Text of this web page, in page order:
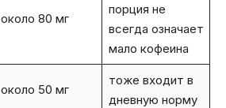
около 80 мг
порция не
всегда означает
мало кофеина
около 50 мг
тоже входит в
дневную норму